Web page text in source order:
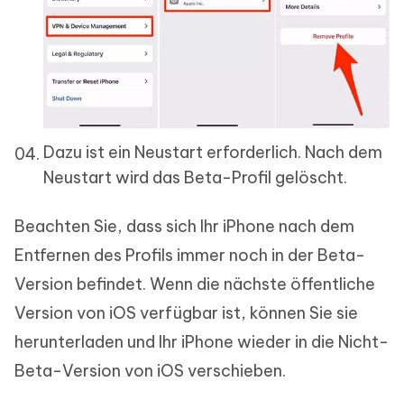
Dazu ist ein Neustart erforderlich. Nach dem
Neustart wird das Beta-Profil gelöscht.
Beachten Sie, dass sich Ihr iPhone nach dem
Entfernen des Profils immer noch in der Beta-
Version befindet. Wenn die nächste öffentliche
Version von iOS verfügbar ist, können Sie sie
herunterladen und Ihr iPhone wieder in die Nicht-
Beta-Version von iOS verschieben.